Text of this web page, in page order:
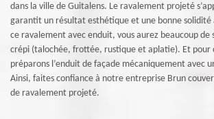
dans la ville de Guitalens. Le ravalement projeté
garantit un résultat esthétique et une bonne solidité
ce ravalement avec enduit, vous aurez beaucoup de
crépi (talochée, frottée, rustique et aplatie). Et pour
préparons l’enduit de façade mécaniquement avec
Ainsi, faites confiance à notre entreprise Brun
de ravalement projeté.